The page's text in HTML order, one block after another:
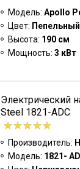
Модель: Apollo
Цвет: Пепельный
Высота: 190 см
Мощность: 3 кВт
Электрический
Steel 1821-ADC
Производитель:
Модель: 1821-